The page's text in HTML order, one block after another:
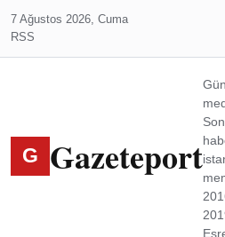
7 Ağustos 2026, Cuma
RSS
G Gazeteport